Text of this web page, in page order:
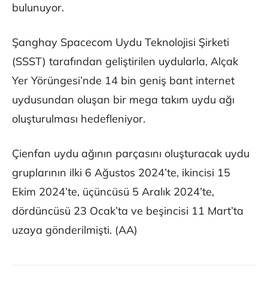
bulunuyor.
Şanghay Spacecom Uydu Teknolojisi Şirketi
(SSST) tarafından geliştirilen uydularla, Alçak
Yer Yörüngesi’nde 14 bin geniş bant internet
uydusundan oluşan bir mega takım uydu ağı
oluşturulması hedefleniyor.
Çienfan uydu ağının parçasını oluşturacak uydu
gruplarının ilki 6 Ağustos 2024’te, ikincisi 15
Ekim 2024’te, üçüncüsü 5 Aralık 2024’te,
dördüncüsü 23 Ocak’ta ve beşincisi 11 Mart’ta
uzaya gönderilmişti. (AA)